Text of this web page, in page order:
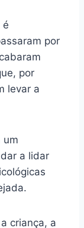
é
por
por
levar a
um
a lidar
criança, a